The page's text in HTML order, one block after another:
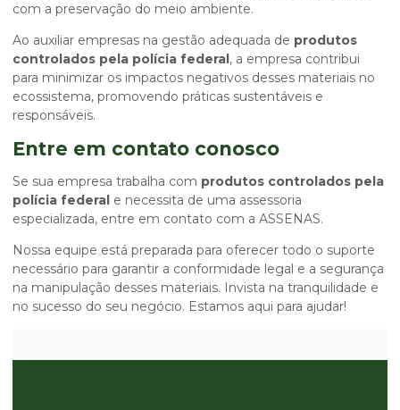
com a preservação do meio ambiente.
Ao auxiliar empresas na gestão adequada de produtos
controlados pela polícia federal, a empresa contribui
para minimizar os impactos negativos desses materiais no
ecossistema, promovendo práticas sustentáveis e
responsáveis.
Entre em contato conosco
Se sua empresa trabalha com produtos controlados pela
polícia federal e necessita de uma assessoria
especializada, entre em contato com a ASSENAS.
Nossa equipe está preparada para oferecer todo o suporte
necessário para garantir a conformidade legal e a segurança
na manipulação desses materiais. Invista na tranquilidade e
no sucesso do seu negócio. Estamos aqui para ajudar!